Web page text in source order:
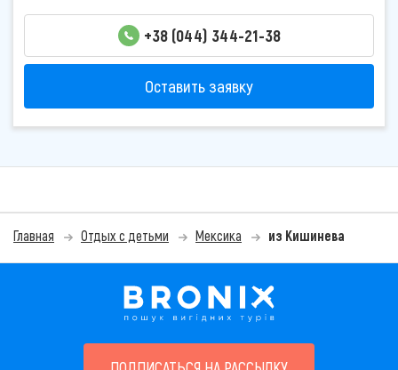
+38 (044) 344-21-38
Оставить заявку
Главная Отдых с детьми Мексика из Кишинева